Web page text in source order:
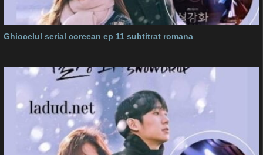
Ghiocelul serial coreean ep 11 subtitrat romana